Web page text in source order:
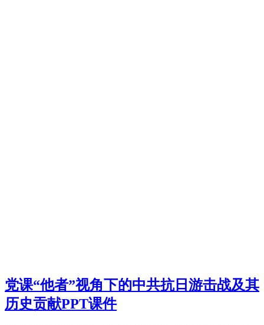
党课“他者”视角下的中共抗日游击战及其
历史贡献PPT课件